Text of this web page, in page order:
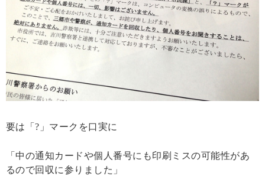
要は「?」マークを口実に
「中の通知カードや個人番号にも印刷ミスの可能性があ
るので回収に参りました」